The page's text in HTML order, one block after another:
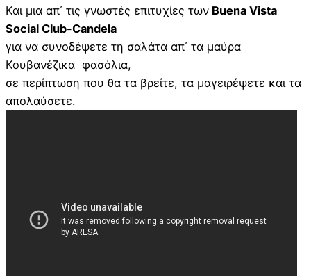
Και μια απ΄ τις γνωστές επιτυχίες των Buena Vista
Social Club-Candela
για να συνοδέψετε τη σαλάτα απ΄ τα μαύρα
Κουβανέζικα φασόλια,
σε περίπτωση που θα τα βρείτε, τα μαγειρέψετε και τα
απολαύσετε.